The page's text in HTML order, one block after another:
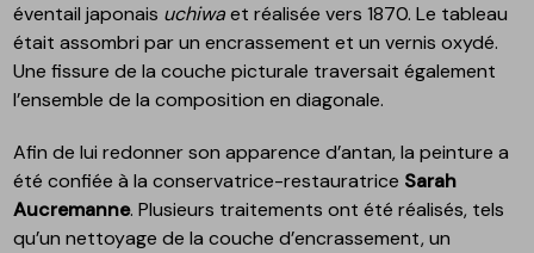
éventail japonais uchiwaet réalisée vers 1870. Le tableau
était assombri par un encrassement et un vernis oxydé.
Une fissure de la couche picturale traversait également
l’ensemble de la composition en diagonale.
Afin de lui redonner son apparence d’antan, la peinture a
été confiée à la conservatrice-restauratrice Sarah
Aucremanne. Plusieurs traitements ont été réalisés, tels
qu’un nettoyage de la couche d’encrassement, un